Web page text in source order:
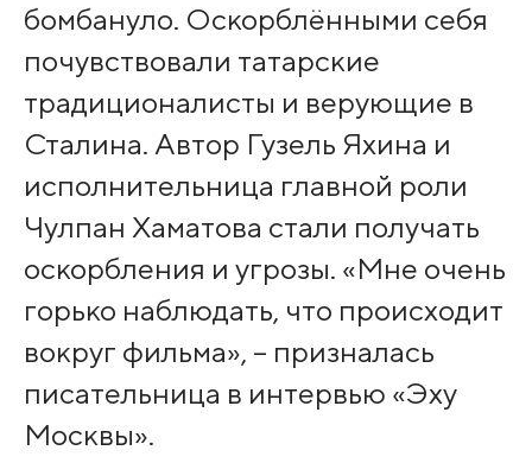
бомбануло. Оскорблёнными себя
почувствовали татарские
традиционалисты и верующие в
Сталина. Автор Гузель Яхина и
исполнительница главной роли
Чулпан Хаматова стали получать
оскорбления и угрозы. «Мне очень
горько наблюдать, что происходит
вокруг фильма», – призналась
писательница в интервью «Эху
Москвы».